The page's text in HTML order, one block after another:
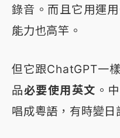
錄音。而且它用運
能力也高竿。
但它跟ChatGPT一
品必要使用英文 。
唱成粵語，有時變日